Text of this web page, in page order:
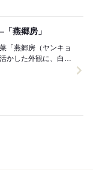
燕郷房」
「燕郷房（ヤンキョ
かした外観に、白い